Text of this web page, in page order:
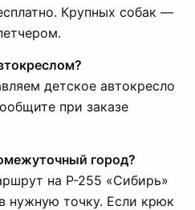
Крупных собак —
детское автокресло
при заказе
город?
на Р-255 «Сибирь»
нужную точку. Если крюк